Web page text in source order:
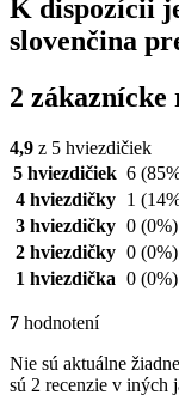
K dispozícii
slovenčina
2 zákaznícke
4,9 z 5 hviezdičiek
5 hviezdičiek 6
4 hviezdičky
1
3 hviezdičky 0 (0%)
2 hviezdičky 0 (0%)
1 hviezdička 0 (0%)
7 hodnotení
Nie sú aktuálne
sú 2 recenzie v iných